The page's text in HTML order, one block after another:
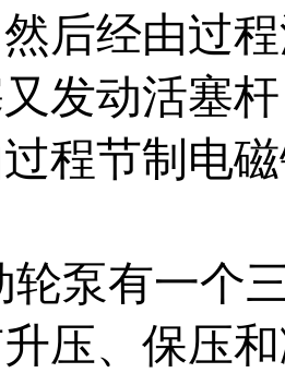
后经由过
发动活塞
程节制电
轮泵有一个
压、保压